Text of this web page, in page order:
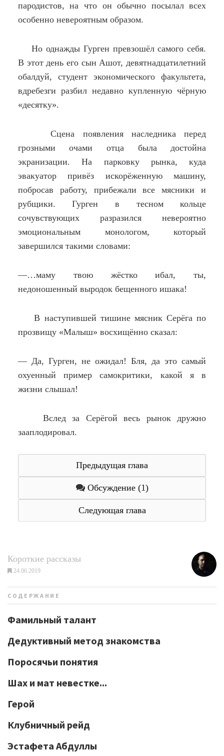
пародистов, на что он обычно посылал всех
особенно невероятным образом.
Но однажды Гурген превзошёл самого себя.
В этот день его сын Ашот, девятнадцатилетний
обалдуй, студент экономического факультета,
вдребезги разбил недавно купленную чёрную
«десятку».
Сцена появления наследника перед
грозными очами отца была достойна
экранизации. На парковку рынка, куда
эвакуатор привёз искорёженную машину,
побросав работу, прибежали все мясники и
рубщики. Гурген в тесном кольце
сочувствующих разразился невероятно
эмоциональным монологом, который
завершился такими словами:
—…маму твою жёстко ибал, ты,
недоношенный выродок бещенного ишака!
В наступившей тишине мясник Серёга по
прозвищу «Малыш» восхищённо сказал:
— Да, Гурген, не ожидал! Бля, да это самый
охуенный пример самокритики, какой я в
жизни слышал!
Вслед за Серёгой весь рынок дружно
зааплодировал.
Предыдущая глава
Обсуждение (1)
Следующая глава
Короткие рассказы
24.06.2019
СОДЕРЖАНИЕ
Фамильный талант
Дедуктивный метод знакомства
Поросячьи понятия
Шах и мат невестке...
Герой
Клубничный рейд
Эстафета Абдуллы